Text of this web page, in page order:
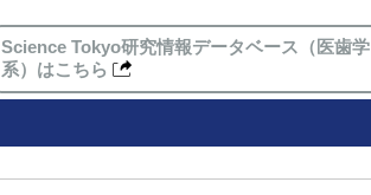
Science Tokyo研究情報データベース（医歯学
系）はこちら